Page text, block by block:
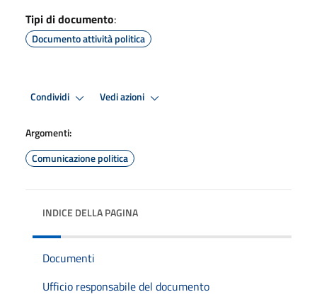
Tipi di documento:
Documento attività politica
Condividi Vedi azioni
Argomenti:
Comunicazione politica
INDICE DELLA PAGINA
Documenti
Ufficio responsabile del documento